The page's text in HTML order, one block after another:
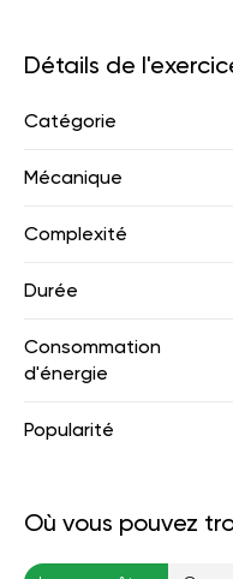
Détails de
Catégorie
Mécanique
Complexité
Durée
Consommation
d'énergie
Popularité
Où vous pouvez